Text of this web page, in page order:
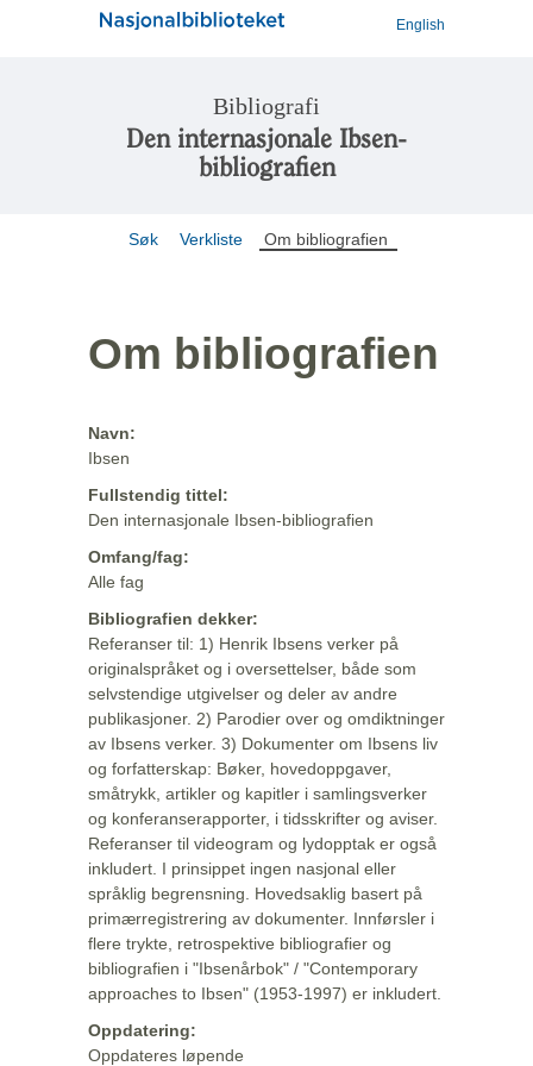
English
Bibliografi
Den internasjonale Ibsen-
bibliografien
Søk Verkliste Om bibliografien
Om bibliografien
Navn:
Ibsen
Fullstendig tittel:
Den internasjonale Ibsen-bibliografien
Omfang/fag:
Alle fag
Bibliografien dekker:
Referanser til: 1) Henrik Ibsens verker på
originalspråket og i oversettelser, både som
selvstendige utgivelser og deler av andre
publikasjoner. 2) Parodier over og omdiktninger
av Ibsens verker. 3) Dokumenter om Ibsens liv
og forfatterskap: Bøker, hovedoppgaver,
småtrykk, artikler og kapitler i samlingsverker
og konferanserapporter, i tidsskrifter og aviser.
Referanser til videogram og lydopptak er også
inkludert. I prinsippet ingen nasjonal eller
språklig begrensning. Hovedsaklig basert på
primærregistrering av dokumenter. Innførsler i
flere trykte, retrospektive bibliografier og
bibliografien i "Ibsenårbok" / "Contemporary
approaches to Ibsen" (1953-1997) er inkludert.
Oppdatering:
Oppdateres løpende